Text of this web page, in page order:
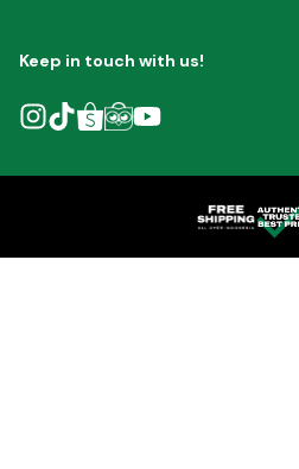
Keep in touch with us!